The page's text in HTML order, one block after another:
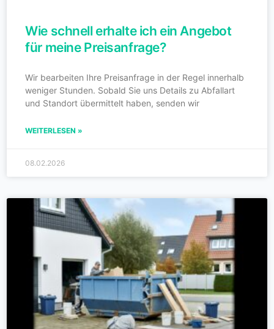
Wie schnell erhalte ich ein Angebot
für meine Preisanfrage?
Wir bearbeiten Ihre Preisanfrage in der Regel innerhalb
weniger Stunden. Sobald Sie uns Details zu Abfallart
und Standort übermittelt haben, senden wir
WEITERLESEN »
08.02.2026